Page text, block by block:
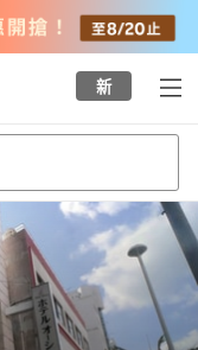
新